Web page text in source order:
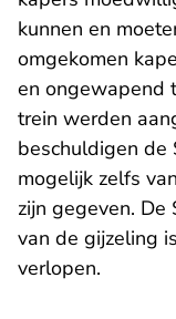
kunnen en
omgekomen
en ongewapend
trein werden
beschuldigen de
mogelijk zelfs
zijn gegeven.
van de gijzeling
verlopen.